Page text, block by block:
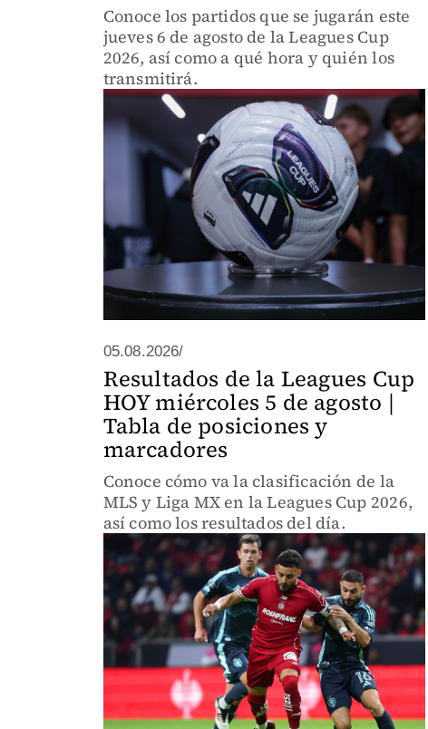
Conoce los partidos que se jugarán este
jueves 6 de agosto de la Leagues Cup
2026, así como a qué hora y quién los
transmitirá.
05.08.2026/
Resultados de la Leagues Cup
HOY miércoles 5 de agosto |
Tabla de posiciones y
marcadores
Conoce cómo va la clasificación de la
MLS y Liga MX en la Leagues Cup 2026,
así como los resultados del día.